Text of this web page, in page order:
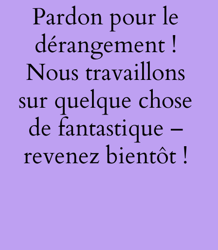
Pardon pour le
dérangement !
Nous travaillons
sur quelque chose
de fantastique –
revenez bientôt !